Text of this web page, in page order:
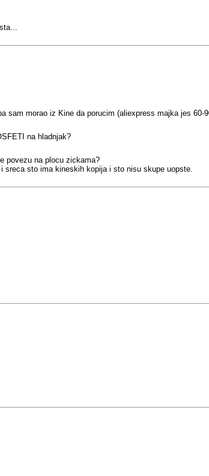
morao iz Kine da porucim (aliexpress majka jes
na hladnjak?
povezu na plocu zickama?
sreca sto ima kineskih kopija i sto nisu skupe uopste.